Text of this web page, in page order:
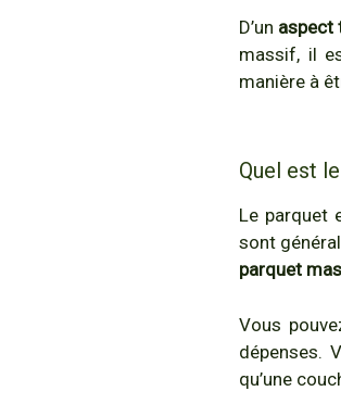
D’un aspect
massif, il
manière à
Quel est
Le parquet
sont
parquet
Vous
dépenses.
qu’une